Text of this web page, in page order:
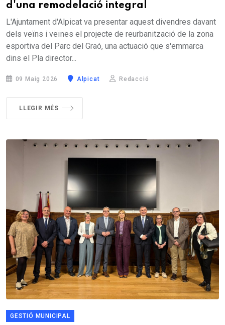
d'una remodelació integral
L'Ajuntament d'Alpicat va presentar aquest divendres davant
dels veïns i veïnes el projecte de reurbanització de la zona
esportiva del Parc del Graó, una actuació que s'emmarca
dins el Pla director...
09 Maig 2026 Alpicat Redacció
LLEGIR MÉS
GESTIÓ MUNICIPAL